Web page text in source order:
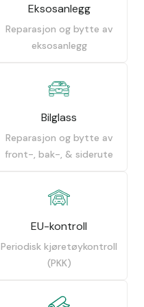
Eksosanlegg
Reparasjon og bytte av
eksosanlegg
Bilglass
Reparasjon og bytte av
front-, bak-, & siderute
EU-kontroll
Periodisk kjøretøykontroll
(PKK)